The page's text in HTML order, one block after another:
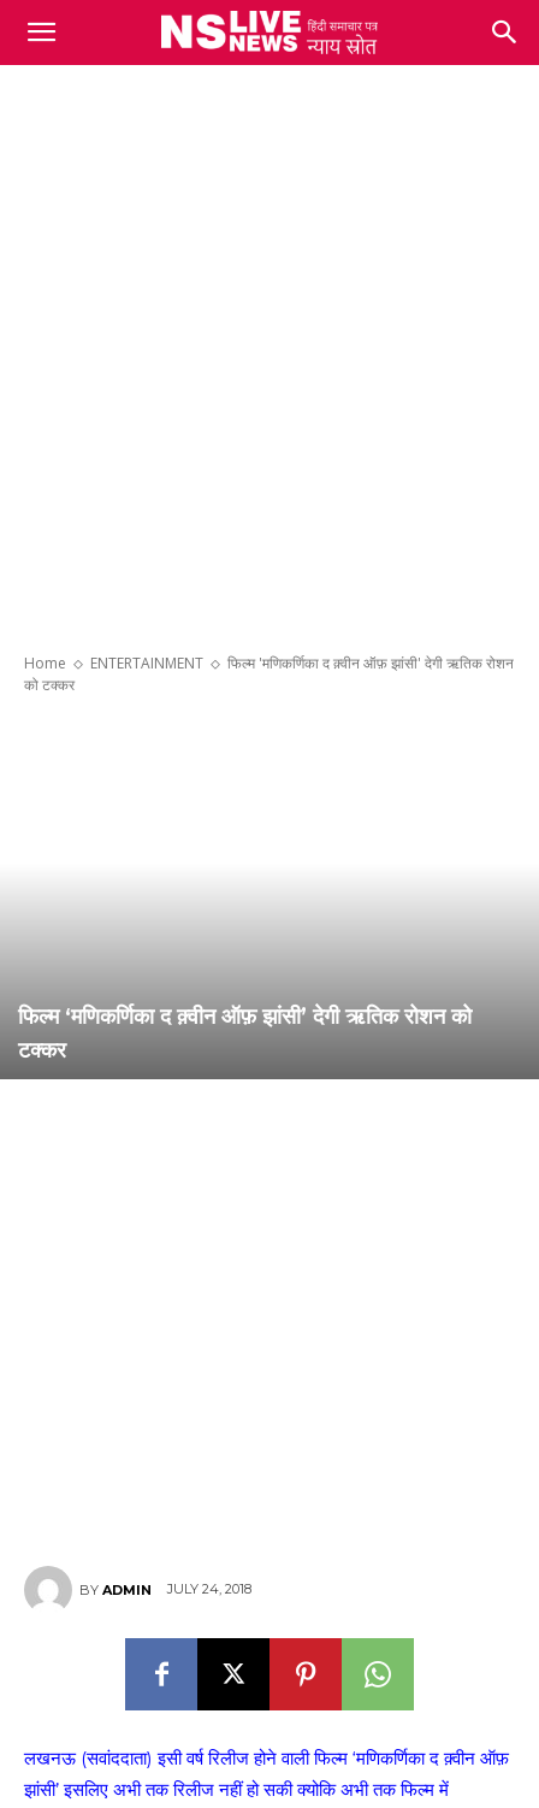
Home ENTERTAINMENT
फिल्म 'मणिकर्णिका द क़्वीन ऑफ़ झांसी' देगी ऋतिक रोशन
को टक्कर
फिल्म ‘मणिकर्णिका द क़्वीन ऑफ़ झांसी’ देगी ऋतिक रोशन को
टक्कर
BY ADMIN JULY 24, 2018
लखनऊ (सवांददाता) इसी वर्ष रिलीज होने वाली फिल्म ‘मणिकर्णिका द क़्वीन ऑफ़
झांसी’ इसलिए अभी तक रिलीज नहीं हो सकी क्योकि अभी तक फिल्म में